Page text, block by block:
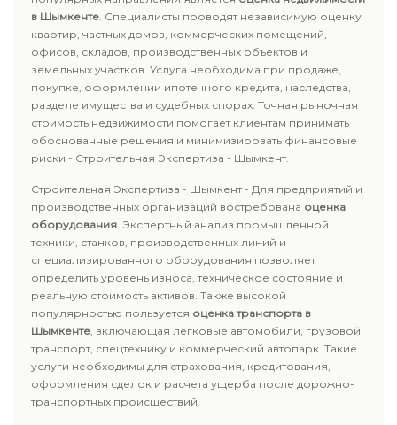
в Шымкенте. Специалисты проводят независимую оценку
квартир, частных домов, коммерческих помещений,
офисов, складов, производственных объектов и
земельных участков. Услуга необходима при продаже,
покупке, оформлении ипотечного кредита, наследства,
разделе имущества и судебных спорах. Точная рыночная
стоимость недвижимости помогает клиентам принимать
обоснованные решения и минимизировать финансовые
риски - Строительная Экспертиза - Шымкент.
Строительная Экспертиза - Шымкент - Для предприятий и
производственных организаций востребована оценка
оборудования. Экспертный анализ промышленной
техники, станков, производственных линий и
специализированного оборудования позволяет
определить уровень износа, техническое состояние и
реальную стоимость активов. Также высокой
популярностью пользуется оценка транспорта в
Шымкенте, включающая легковые автомобили, грузовой
транспорт, спецтехнику и коммерческий автопарк. Такие
услуги необходимы для страхования, кредитования,
оформления сделок и расчета ущерба после дорожно-
транспортных происшествий.